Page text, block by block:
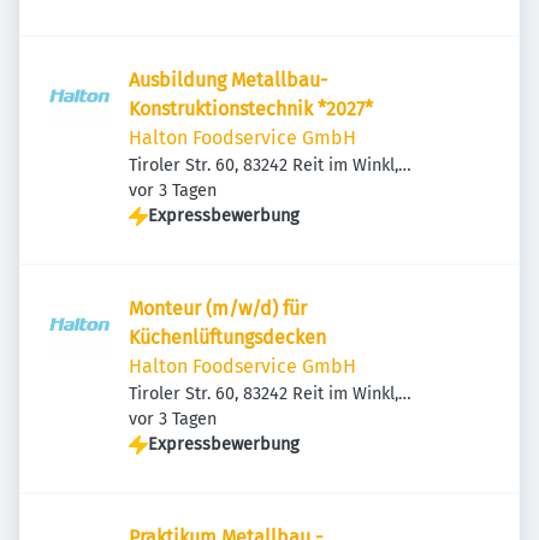
Ausbildung Metallbau-
Konstruktionstechnik *2027*
Halton Foodservice GmbH
Tiroler Str. 60, 83242 Reit im Winkl,
Deutschland
Veröffentlicht
vor 3 Tagen
Expressbewerbung
Monteur (m/w/d) für
Küchenlüftungsdecken
Halton Foodservice GmbH
Tiroler Str. 60, 83242 Reit im Winkl,
Deutschland
Veröffentlicht
vor 3 Tagen
Expressbewerbung